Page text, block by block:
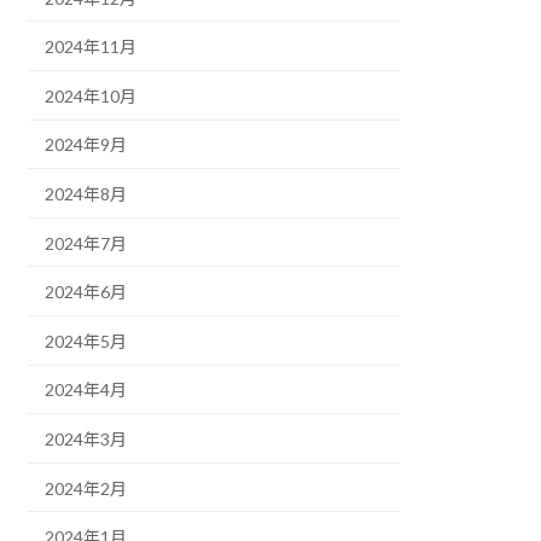
2024年11月
2024年10月
2024年9月
2024年8月
2024年7月
2024年6月
2024年5月
2024年4月
2024年3月
2024年2月